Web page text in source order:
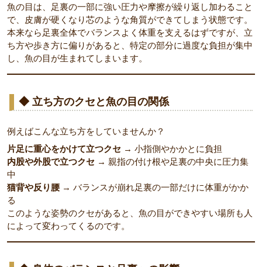
魚の目は、足裏の一部に強い圧力や摩擦が繰り返し加わること
で、皮膚が硬くなり芯のような角質ができてしまう状態です。
本来なら足裏全体でバランスよく体重を支えるはずですが、立
ち方や歩き方に偏りがあると、特定の部分に過度な負担が集中
し、魚の目が生まれてしまいます。
◆ 立ち方のクセと魚の目の関係
例えばこんな立ち方をしていませんか？
片足に重心をかけて立つクセ → 小指側やかかとに負担
内股や外股で立つクセ → 親指の付け根や足裏の中央に圧力集
中
猫背や反り腰 → バランスが崩れ足裏の一部だけに体重がかか
る
このような姿勢のクセがあると、魚の目ができやすい場所も人
によって変わってくるのです。